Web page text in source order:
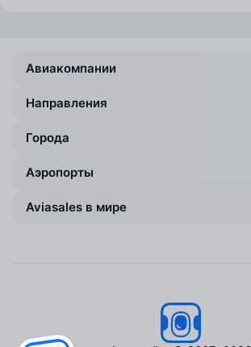
Авиакомпании
Направления
Города
Аэропорты
Aviasales в мире